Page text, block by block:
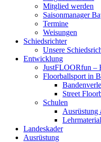
Mitglied werden
Saisonmanager
Termine
Weisungen
Schiedsrichter
Unsere
Entwicklung
JustFLOORfun –
Floorballsport in
Street
Schulen
Ausrüstung
Landeskader
Ausrüstung